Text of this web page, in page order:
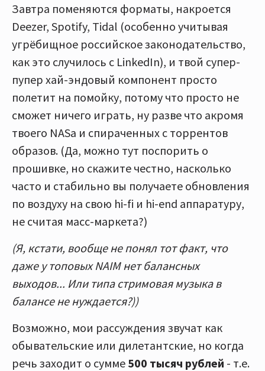
Завтра поменяются форматы, накроется
Deezer, Spotify, Tidal (особенно учитывая
угрёбищное российское законодательство,
как это случилось с LinkedIn), и твой супер-
пупер хай-эндовый компонент просто
полетит на помойку, потому что просто не
сможет ничего играть, ну разве что акромя
твоего NASа и спираченных с торрентов
образов. (Да, можно тут поспорить о
прошивке, но скажите честно, насколько
часто и стабильно вы получаете обновления
по воздуху на свою hi-fi и hi-end аппаратуру,
не считая масс-маркета?)
(Я, кстати, вообще не понял тот факт, что
даже у топовых NAIM нет балансных
выходов... Или типа стримовая музыка в
балансе не нуждается?))
Возможно, мои рассуждения звучат как
обывательские или дилетантские, но когда
речь заходит о сумме 500 тысяч рублей - т.е.